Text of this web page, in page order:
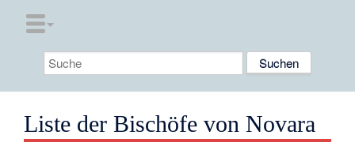
Liste der Bischöfe von Novara